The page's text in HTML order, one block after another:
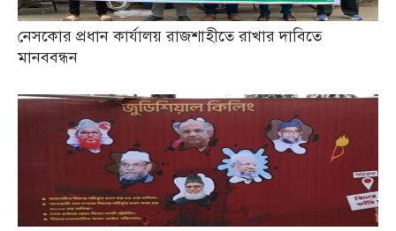
নেসকোর প্রধান কার্যালয় রাজশাহীতে রাখার দাবিতে
মানববন্ধন